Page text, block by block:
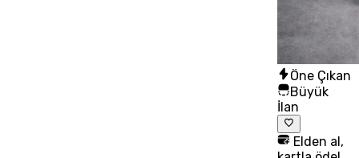
Öne Çıkan
Büyük
İlan
Elden al,